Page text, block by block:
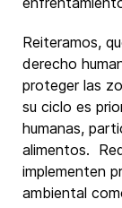
Reiteramos,
derecho
proteger las
su ciclo es
humanas,
alimentos.
implementen
ambiental